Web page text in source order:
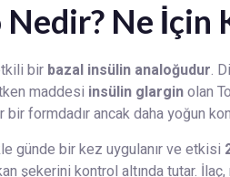
Ne İçin
bir bazal insülin analoğudur.
maddesi insülin glarginolan
bir formdadır ancak daha yoğun
günde bir kez uygulanır ve etkisi
şekerini kontrol altında tutar.